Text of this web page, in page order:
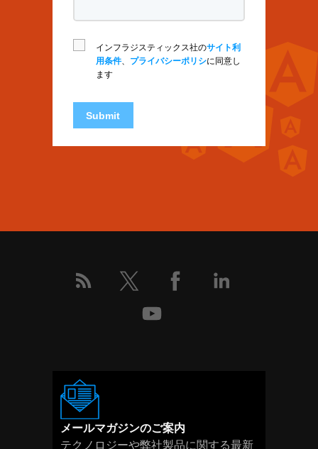
インフラジスティックス社のサイト利
用条件、 プライバシーポリシに同意し
ます
Submit
メールマガジンのご案内
テクノロジーや弊社製品に関する最新